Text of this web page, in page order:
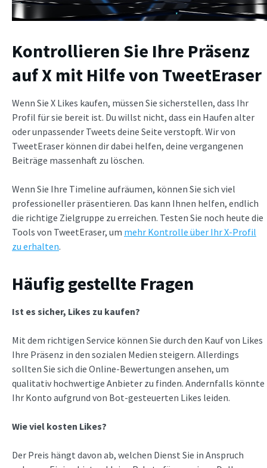
Kontrollieren Sie Ihre Präsenz
auf X mit Hilfe von TweetEraser
Wenn Sie X Likes kaufen, müssen Sie sicherstellen, dass Ihr
Profil für sie bereit ist. Du willst nicht, dass ein Haufen alter
oder unpassender Tweets deine Seite verstopft. Wir von
TweetEraser können dir dabei helfen, deine vergangenen
Beiträge massenhaft zu löschen.
Wenn Sie Ihre Timeline aufräumen, können Sie sich viel
professioneller präsentieren. Das kann Ihnen helfen, endlich
die richtige Zielgruppe zu erreichen. Testen Sie noch heute die
Tools von TweetEraser, um mehr Kontrolle über Ihr X-Profil
zu erhalten.
Häufig gestellte Fragen
Ist es sicher, Likes zu kaufen?
Mit dem richtigen Service können Sie durch den Kauf von Likes
Ihre Präsenz in den sozialen Medien steigern. Allerdings
sollten Sie sich die Online-Bewertungen ansehen, um
qualitativ hochwertige Anbieter zu finden. Andernfalls könnte
Ihr Konto aufgrund von Bot-gesteuerten Likes leiden.
Wie viel kosten Likes?
Der Preis hängt davon ab, welchen Dienst Sie in Anspruch